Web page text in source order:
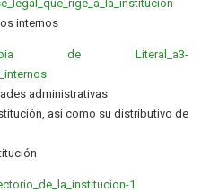
internos
de Literal_a3-
administrativas
así como su distributivo de
1